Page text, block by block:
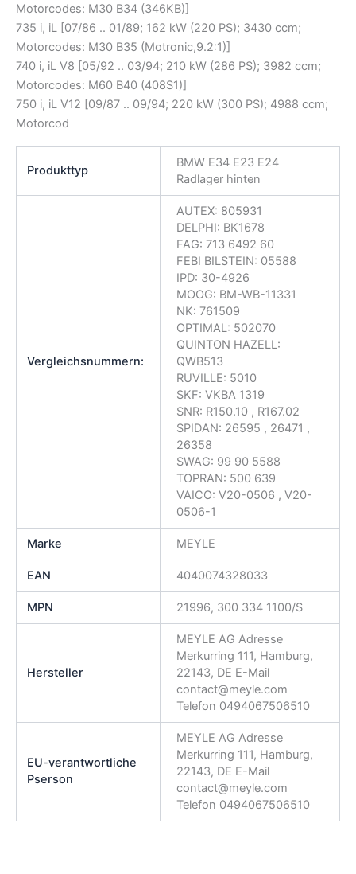
Motorcodes: M30 B34 (346KB)]
735 i, iL [07/86 .. 01/89; 162 kW (220 PS); 3430 ccm;
Motorcodes: M30 B35 (Motronic,9.2:1)]
740 i, iL V8 [05/92 .. 03/94; 210 kW (286 PS); 3982 ccm;
Motorcodes: M60 B40 (408S1)]
750 i, iL V12 [09/87 .. 09/94; 220 kW (300 PS); 4988 ccm;
Motorcod
Produkttyp
BMW E34 E23 E24
Radlager hinten
Vergleichsnummern:
AUTEX: 805931
DELPHI: BK1678
FAG: 713 6492 60
FEBI BILSTEIN: 05588
IPD: 30-4926
MOOG: BM-WB-11331
NK: 761509
OPTIMAL: 502070
QUINTON HAZELL:
QWB513
RUVILLE: 5010
SKF: VKBA 1319
SNR: R150.10 , R167.02
SPIDAN: 26595 , 26471 ,
26358
SWAG: 99 90 5588
TOPRAN: 500 639
VAICO: V20-0506 , V20-
0506-1
Marke MEYLE
EAN 4040074328033
MPN 21996, 300 334 1100/S
Hersteller
MEYLE AG Adresse
Merkurring 111, Hamburg,
22143, DE E-Mail
contact@meyle.com
Telefon 0494067506510
EU-verantwortliche
Pserson
MEYLE AG Adresse
Merkurring 111, Hamburg,
22143, DE E-Mail
contact@meyle.com
Telefon 0494067506510